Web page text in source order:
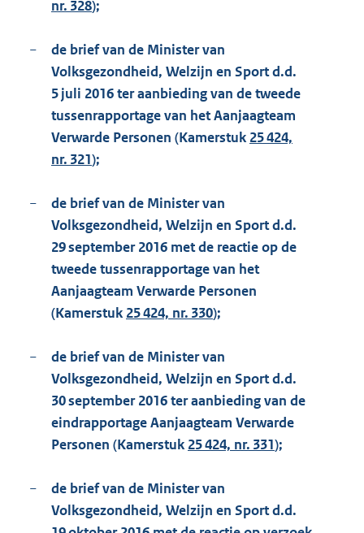
nr. 328);
−
de brief van de Minister van
Volksgezondheid, Welzijn en Sport d.d.
5 juli 2016 ter aanbieding van de tweede
tussenrapportage van het Aanjaagteam
Verwarde Personen (Kamerstuk 25 424,
nr. 321);
−
de brief van de Minister van
Volksgezondheid, Welzijn en Sport d.d.
29 september 2016 met de reactie op de
tweede tussenrapportage van het
Aanjaagteam Verwarde Personen
(Kamerstuk 25 424, nr. 330);
−
de brief van de Minister van
Volksgezondheid, Welzijn en Sport d.d.
30 september 2016 ter aanbieding van de
eindrapportage Aanjaagteam Verwarde
Personen (Kamerstuk 25 424, nr. 331);
−
de brief van de Minister van
Volksgezondheid, Welzijn en Sport d.d.